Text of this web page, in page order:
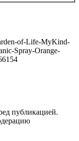
of-Life-MyKind-
Spray-Orange-
публикацией.